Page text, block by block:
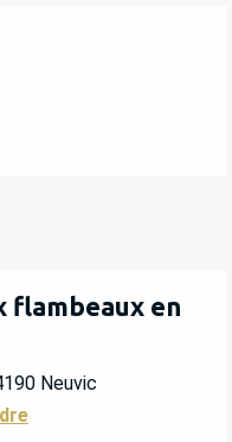
flambeaux en
Neuvic